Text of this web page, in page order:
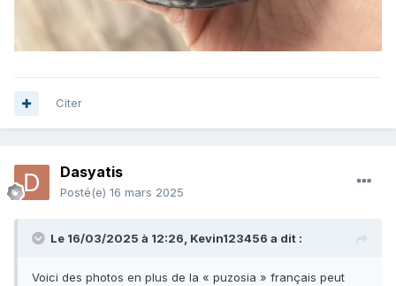
Citer
Dasyatis
Posté(e) 16 mars 2025
Le 16/03/2025 à 12:26, Kevin123456 a dit :
Voici des photos en plus de la « puzosia » français peut